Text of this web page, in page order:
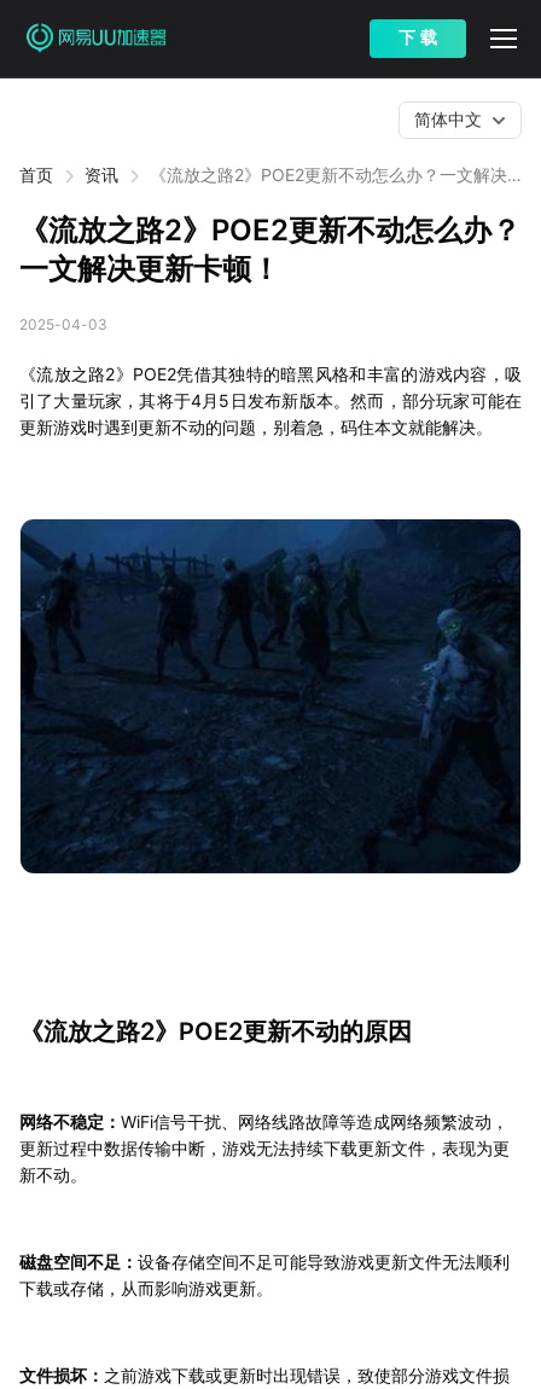
下 载
首页 资讯
《流放之路2》POE2更新不动怎么办？一文解决
简体中文
《流放之路2》POE2更新不动怎么办？
一文解决更新卡顿！
2025-04-03
《流放之路2》POE2凭借其独特的暗黑风格和丰富的游戏内容，吸
引了大量玩家，其将于4月5日发布新版本。然而，部分玩家可能在
更新游戏时遇到更新不动的问题，别着急，码住本文就能解决。
《流放之路2》POE2更新不动的原因
网络不稳定： WiFi信号干扰、网络线路故障等造成网络频繁波动，
更新过程中数据传输中断，游戏无法持续下载更新文件，表现为更
新不动。
磁盘空间不足： 设备存储空间不足可能导致游戏更新文件无法顺利
下载或存储，从而影响游戏更新。
文件损坏： 之前游戏下载或更新时出现错误，致使部分游戏文件损